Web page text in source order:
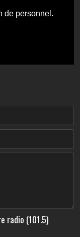
radio (101.5)